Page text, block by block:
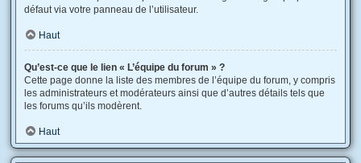
défaut via votre panneau de l’utilisateur.
Haut
Qu’est-ce que le lien « L’équipe du forum » ?
Cette page donne la liste des membres de l’équipe du forum, y compris
les administrateurs et modérateurs ainsi que d’autres détails tels que
les forums qu’ils modèrent.
Haut